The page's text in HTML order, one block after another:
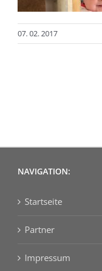
07. 02. 2017
NAVIGATION:
Startseite
Partner
Impressum